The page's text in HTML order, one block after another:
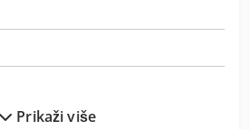
Prikaži više